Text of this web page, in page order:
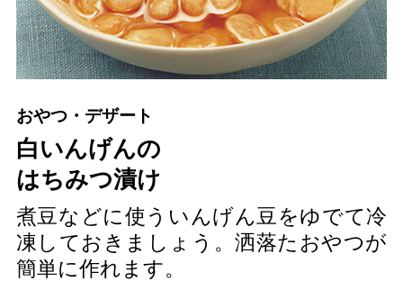
おやつ・デザート
白いんげんの
はちみつ漬け
煮豆などに使ういんげん豆をゆでて冷
凍しておきましょう。洒落たおやつが
簡単に作れます。